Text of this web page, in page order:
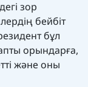
зор
бейбіт
бұл
орындарға,
және оны